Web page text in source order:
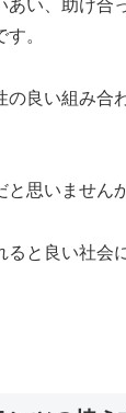
あい、助け合
。
の良い組み合
思いませんか
ると良い社会